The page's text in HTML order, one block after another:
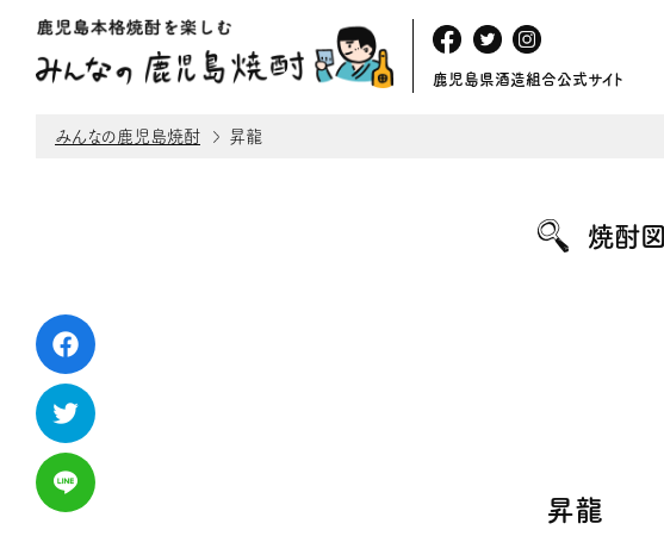
鹿児島県酒造組合公式サイト
みんなの鹿児島焼酎 昇龍
焼酎
昇龍